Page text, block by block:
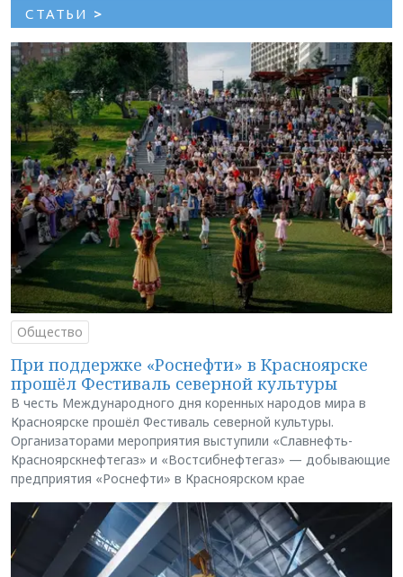
СТАТЬИ >
Общество
При поддержке «Роснефти» в Красноярске
прошёл Фестиваль северной культуры
В честь Международного дня коренных народов мира в
Красноярске прошёл Фестиваль северной культуры.
Организаторами мероприятия выступили «Славнефть-
Красноярскнефтегаз» и «Востсибнефтегаз» — добывающие
предприятия «Роснефти» в Красноярском крае